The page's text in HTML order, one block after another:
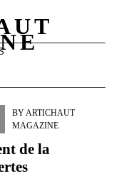
BYARTICHAUT
MAGAZINE
de la